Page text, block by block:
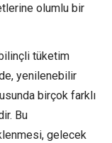
olumlu bir
tüketim
yenilenebilir
birçok farklı
Bu
gelecek